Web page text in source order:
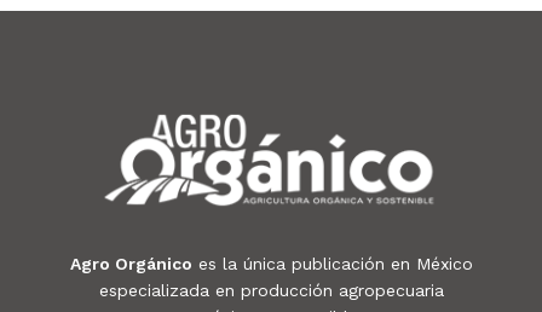
Agro Orgánico es la única publicación en México
especializada en producción agropecuaria